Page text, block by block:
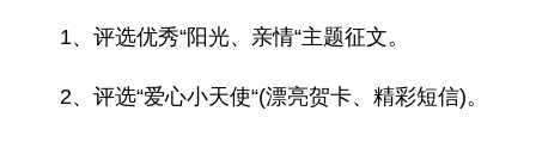
1、评选优秀“阳光、亲情“主题征文。
2、评选“爱心小天使“(漂亮贺卡、精彩短信)。